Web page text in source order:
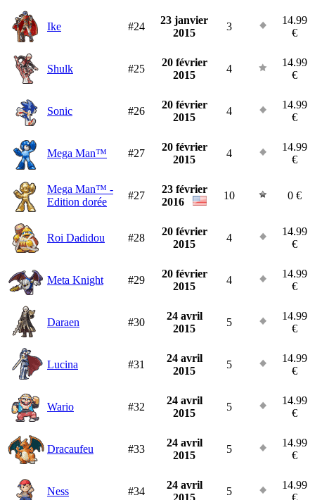
Ike #24
23 janvier
2015
3
14.99
€
Shulk #25
20 février
2015
4
14.99
€
Sonic #26
20 février
2015
4
14.99
€
Mega Man™ #27
20 février
2015
4
14.99
€
Mega Man™ -
Edition dorée
#27
23 février
2016
10 0 €
Roi Dadidou #28
20 février
2015
4
14.99
€
Meta Knight #29
20 février
2015
4
14.99
€
Daraen #30
24 avril
2015
5
14.99
€
Lucina #31
24 avril
2015
5
14.99
€
Wario #32
24 avril
2015
5
14.99
€
Dracaufeu #33
24 avril
2015
5
14.99
€
Ness #34
24 avril
2015
5
14.99
€